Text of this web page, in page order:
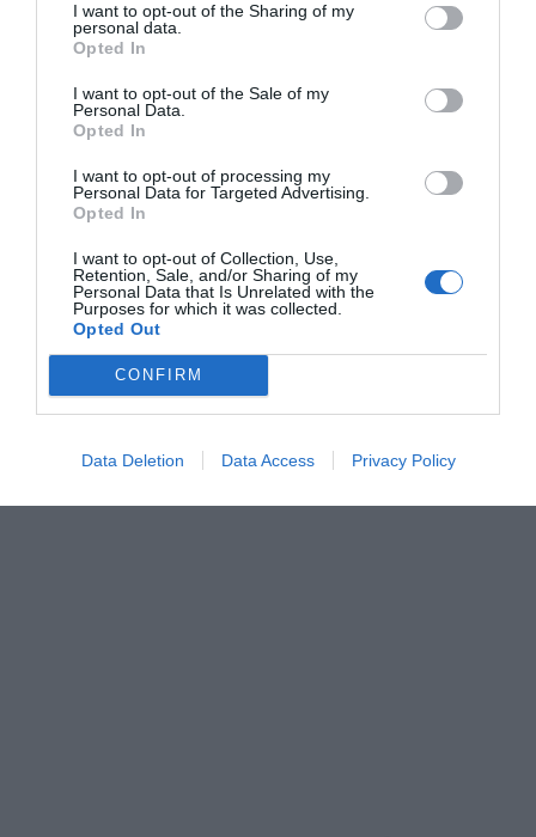
I want to opt-out of the Sharing of my
personal data.
Opted In
I want to opt-out of the Sale of my
Personal Data.
Opted In
I want to opt-out of processing my
Personal Data for Targeted Advertising.
Opted In
I want to opt-out of Collection, Use,
Retention, Sale, and/or Sharing of my
Personal Data that Is Unrelated with the
Purposes for which it was collected.
Opted Out
CONFIRM
Data Deletion Data Access Privacy Policy